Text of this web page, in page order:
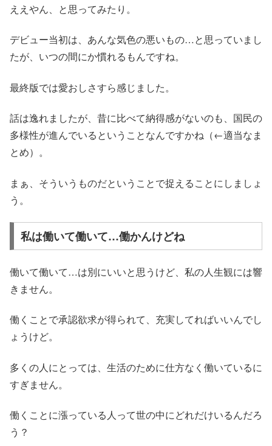
ええやん、と思ってみたり。
デビュー当初は、あんな気色の悪いもの…と思っていまし
たが、いつの間にか慣れるもんですね。
最終版では愛おしさすら感じました。
話は逸れましたが、昔に比べて納得感がないのも、国民の
多様性が進んでいるということなんですかね（←適当なま
とめ）。
まぁ、そういうものだということで捉えることにしましょ
う。
私は働いて働いて…働かんけどね
働いて働いて…は別にいいと思うけど、私の人生観には響
きません。
働くことで承認欲求が得られて、充実してればいいんでし
ょうけど。
多くの人にとっては、生活のために仕方なく働いているに
すぎません。
働くことに漲っている人って世の中にどれだけいるんだろ
う？